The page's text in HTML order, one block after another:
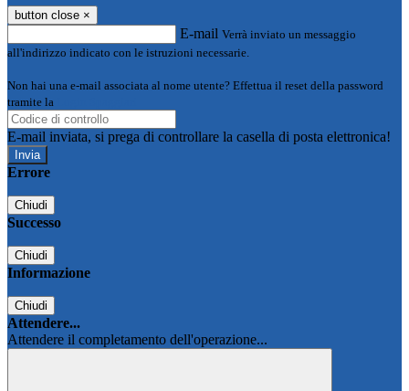
button close ×
E-mail Verrà inviato un messaggio
all'indirizzo indicato con le istruzioni necessarie.
Non hai una e-mail associata al nome utente? Effettua il reset della password
tramite la
E-mail inviata, si prega di controllare la casella di posta elettronica!
Errore
Chiudi
Successo
Chiudi
Informazione
Chiudi
Attendere...
Attendere il completamento dell'operazione...